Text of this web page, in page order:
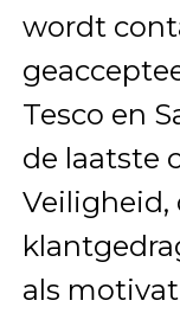
wordt
Tesco en
de laatste
Veiligheid,
als